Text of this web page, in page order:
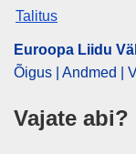
Euroopa Liidu
Õigus | Andmed |
Vajate abi?